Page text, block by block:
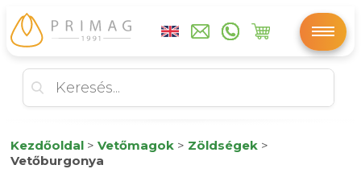
Kezdőoldal > Vetőmagok > Zöldségek >
Vetőburgonya